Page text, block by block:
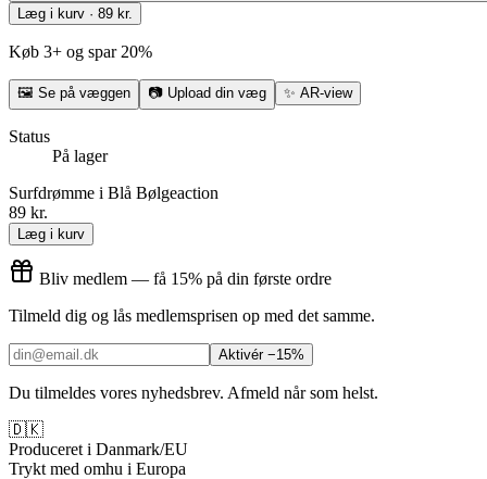
Læg i kurv · 89 kr.
Køb 3+ og spar 20%
🖼 Se på væggen 📷 Upload din væg ✨ AR-view
Status
På lager
Surfdrømme i Blå Bølgeaction
89 kr.
Læg i kurv
Bliv medlem — få 15% på din første ordre
Tilmeld dig og lås medlemsprisen op med det samme.
Aktivér −15%
Du tilmeldes vores nyhedsbrev. Afmeld når som helst.
🇩🇰
Produceret i Danmark/EU
Trykt med omhu i Europa